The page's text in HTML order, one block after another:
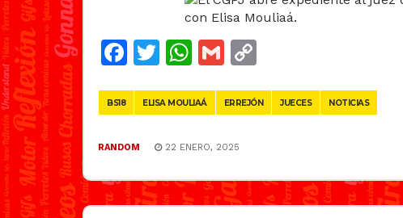
Facebook
Twitter
WhatsApp
Gmail
BS18 ELISA MOULIAÁ ERREJÓN JUECES NOTICIAS
RANDOM 22 ENERO, 2025